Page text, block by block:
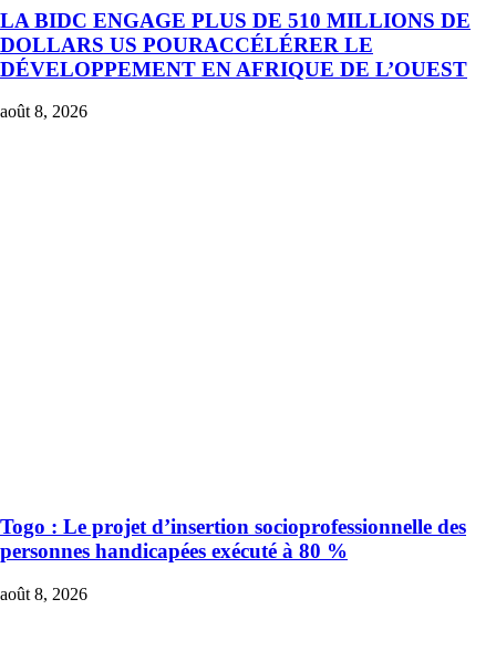
LA BIDC ENGAGE PLUS DE 510 MILLIONS DE
DOLLARS US POURACCÉLÉRER LE
DÉVELOPPEMENT EN AFRIQUE DE L’OUEST
août 8, 2026
Togo : Le projet d’insertion socioprofessionnelle des
personnes handicapées exécuté à 80 %
août 8, 2026